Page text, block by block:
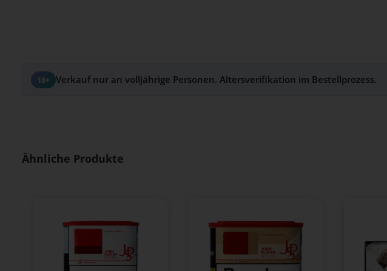
18+ Verkauf nur an volljährige Personen. Altersverifikation im Bestellprozess.
Produktgalerie überspringen
Ähnliche Produkte